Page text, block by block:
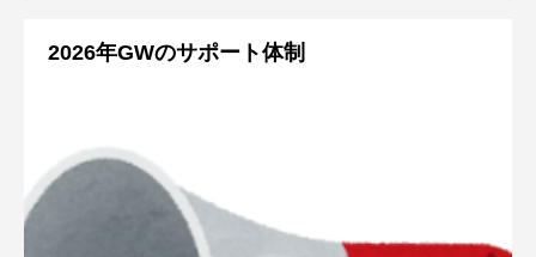
2026年GWのサポート体制